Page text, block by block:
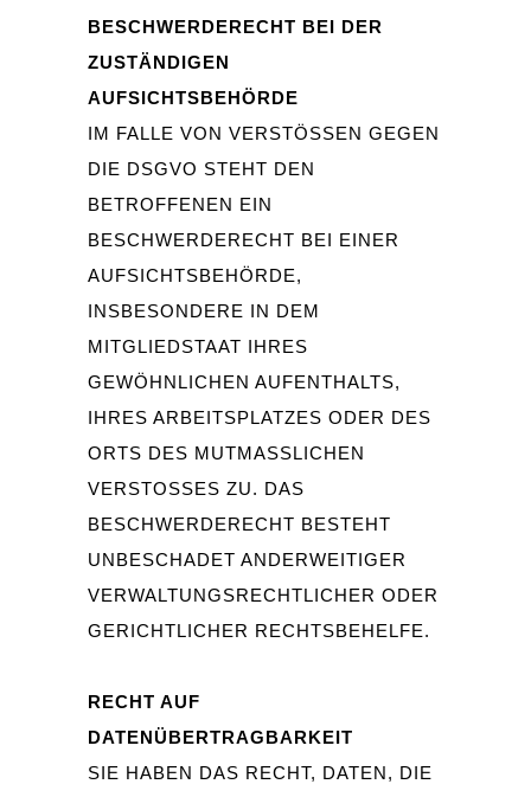
BESCHWERDERECHT BEI DER
ZUSTÄNDIGEN
AUFSICHTSBEHÖRDE
IM FALLE VON VERSTÖSSEN GEGEN D
IE DSGVO STEHT DEN B
ETROFFENEN EIN B
ESCHWERDERECHT BEI EINER A
UFSICHTSBEHÖRDE, I
NSBESONDERE IN DEM M
ITGLIEDSTAAT IHRES G
EWÖHNLICHEN AUFENTHALTS, I
HRES ARBEITSPLATZES ODER DES O
RTS DES MUTMASSLICHEN VE
RSTOSSES ZU. DAS BES
CHWERDERECHT BESTEHT UNB
ESCHADET ANDERWEITIGER VER
WALTUNGSRECHTLICHER ODER GER
ICHTLICHER RECHTSBEHELFE.
RECHT AUF
DATENÜBERTRAGBARKEIT
SIE HABEN DAS RECHT, DATEN, DIE